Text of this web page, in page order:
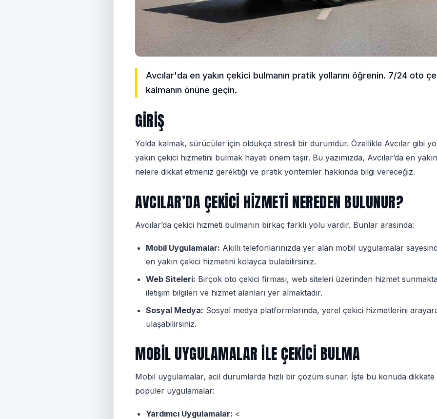
Avcılar'da en yakın çekici bulmanın pratik yollarını öğrenin. 7/24 oto
kalmanın önüne geçin.
GIRIŞ
Yolda kalmak, sürücüler için oldukça stresli bir durumdur. Özellikle Avcılar gibi
yakın çekici hizmetini bulmak hayati önem taşır. Bu yazımızda, Avcılar’da en
nelere dikkat etmeniz gerektiği ve pratik yöntemler hakkında bilgi vereceğiz.
AVCILAR’DA ÇEKICI HIZMETI NEREDEN BULUNUR?
Avcılar’da çekici hizmeti bulmanın birkaç farklı yolu vardır. Bunlar arasında:
Mobil Uygulamalar: Akıllı telefonlarınızda yer alan mobil uygulamalar
en yakın çekici hizmetini kolayca bulabilirsiniz.
Web Siteleri: Birçok oto çekici firması, web siteleri üzerinden hizmet
iletişim bilgileri ve hizmet alanları yer almaktadır.
Sosyal Medya: Sosyal medya platformlarında, yerel çekici hizmetlerini
ulaşabilirsiniz.
MOBIL UYGULAMALAR ILE ÇEKICI BULMA
Mobil uygulamalar, acil durumlarda hızlı bir çözüm sunar. İşte bu konuda dikkate
popüler uygulamalar:
Yardımcı Uygulamalar: <